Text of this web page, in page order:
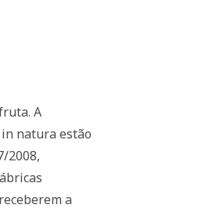
A
natura estão
2008,
a